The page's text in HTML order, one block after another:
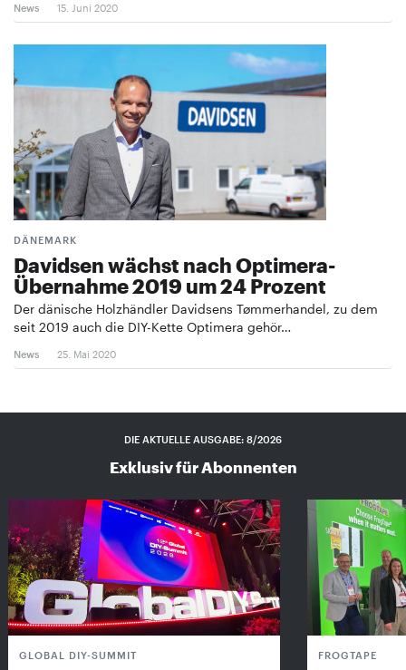
News 15. Juni 2020
DÄNEMARK
Davidsen wächst nach Optimera-
Übernahme 2019 um 24 Prozent
Der dänische Holzhändler Davidsens Tømmerhandel, zu dem
seit 2019 auch die DIY-Kette Optimera gehör…
News 25. Mai 2020
DIE AKTUELLE AUSGABE: 8/2026
Exklusiv für Abonnenten
GLOBAL DIY-SUMMIT FROGTAPE